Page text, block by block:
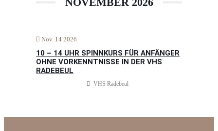
Nov. 14 2026
10 – 14 UHR SPINNKURS FÜR ANFÄNGER
OHNE VORKENNTNISSE IN DER VHS
RADEBEUL
VHS Radebeul